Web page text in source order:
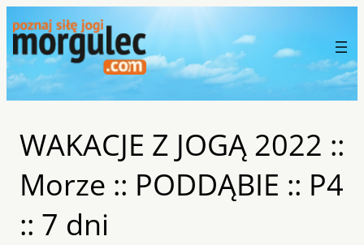
WAKACJE Z JOGĄ 2022 ::
Morze :: PODDĄBIE :: P4
:: 7 dni